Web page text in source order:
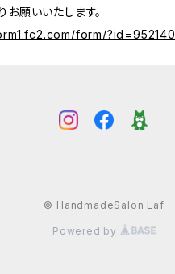
お願いいたします。
form/?id=952140
© HandmadeSalon Laf
Powered by